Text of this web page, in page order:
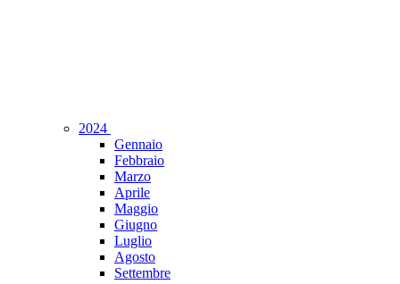
2024
Gennaio
Febbraio
Marzo
Aprile
Maggio
Giugno
Luglio
Agosto
Settembre